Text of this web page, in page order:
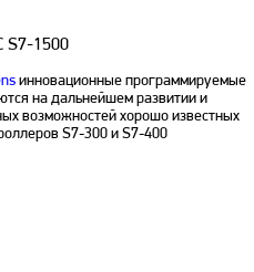
S7-1500
инновационные программируемые
на дальнейшем развитии и
возможностей хорошо известных
S7-300 и S7-400